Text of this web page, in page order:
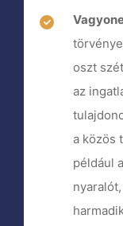
oszt
az
a közös
például